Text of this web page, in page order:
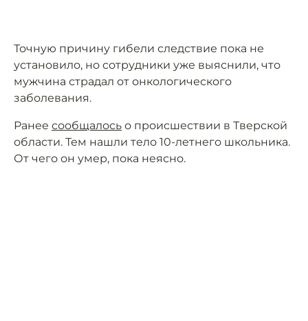
Точную причину гибели следствие пока не
установило, но сотрудники уже выяснили, что
мужчина страдал от онкологического
заболевания.
Ранее сообщалось о происшествии в Тверской
области. Тем нашли тело 10-летнего школьника.
От чего он умер, пока неясно.